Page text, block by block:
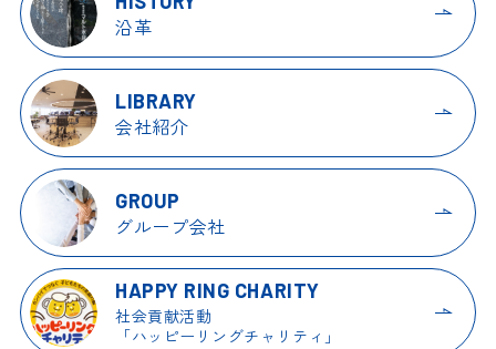
沿革
LIBRARY
会社紹介
GROUP
グループ会社
HAPPY RING CHARITY
社会貢献活動
「ハッピーリングチャリティ」